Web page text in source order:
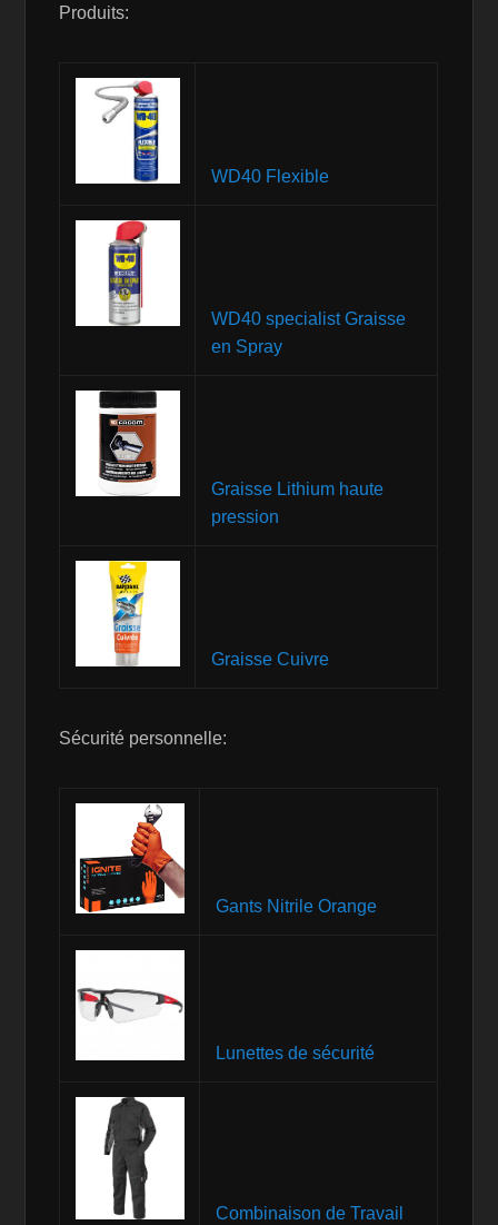
Produits:
WD40 Flexible
WD40 specialist Graisse
en Spray
Graisse Lithium haute
pression
Graisse Cuivre
Sécurité personnelle:
Gants Nitrile Orange
Lunettes de sécurité
Combinaison de Travail